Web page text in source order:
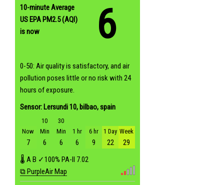
10-minute Average
US EPA PM2.5 (AQI)
is now
6
0-50: Air quality is satisfactory, and air
pollution poses little or no risk with 24
hours of exposure.
Sensor: Lersundi 10, bilbao, spain
Now
7
10
Min
6
30
Min
6
1 hr
6
6 hr
9
1 Day
22
Week
29
🌡 A B ✓100% PA-II 7.02
⧉ PurpleAir Map